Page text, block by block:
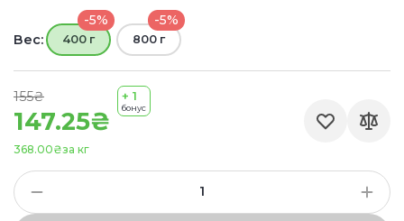
147.25₴
155₴
за кг
368.00₴
+ 1
бонус
Вес:
-5%
400 г
-5%
800 г